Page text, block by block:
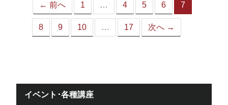
← 前へ 1 … 4 5 6 7
8 9 10 … 17 次へ →
イベント･各種講座